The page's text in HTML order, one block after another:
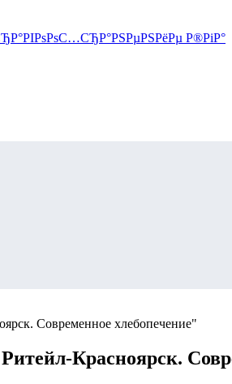
Современное хлебопечение"
Красноярск.